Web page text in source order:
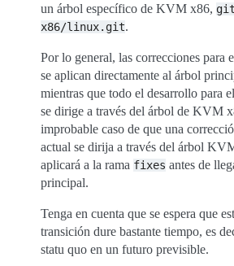
un árbol específico de KVM x86,
x86/linux.git.
Por lo general, las correcciones para
se aplican directamente al árbol
mientras que todo el desarrollo para
se dirige a través del árbol de KVM
improbable caso de que una
actual se dirija a través del árbol
aplicará a la rama fixes antes de
principal.
Tenga en cuenta que se espera que
transición dure bastante tiempo, es
statu quo en un futuro previsible.